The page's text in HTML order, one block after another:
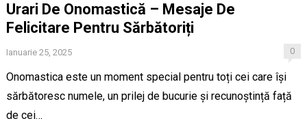
Urari De Onomastică – Mesaje De
Felicitare Pentru Sărbătoriți
Ianuarie 25, 2025 0
Onomastica este un moment special pentru toți cei care își
sărbătoresc numele, un prilej de bucurie și recunoștință față
de cei…